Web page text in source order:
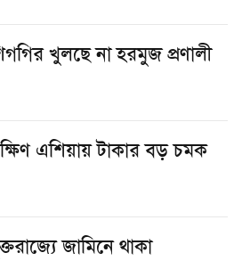
খুলছে না হরমুজ প্রণালী
এশিয়ায় টাকার বড় চমক
জামিনে থাকা